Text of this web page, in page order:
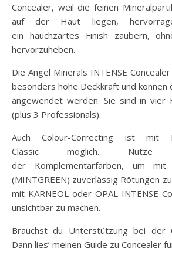
Concealer, weil die feinen
auf der Haut liegen,
ein hauchzartes Finish zaubern,
hervorzuheben.
Die Angel Minerals INTENSE
besonders hohe Deckkraft und können
angewendet werden. Sie sind in vier
(plus 3 Professionals).
Auch Colour-Correcting ist mit
Classic möglich.
der Komplementärfarben, um mit
(MINTGREEN) zuverlässig Rötungen
mit KARNEOL oder OPAL INTENSE-
unsichtbar zu machen.
Brauchst du Unterstützung bei der
Dann lies’ meinen Guide zu Concealer